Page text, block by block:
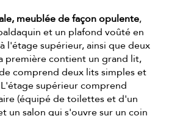
meublée de façon opulente,
et un plafond voûté en
l'étage supérieur, ainsi que deux
première contient un grand lit,
comprend deux lits simples et
supérieur comprend
(équipé de toilettes et d'un
un salon qui s'ouvre sur un coin